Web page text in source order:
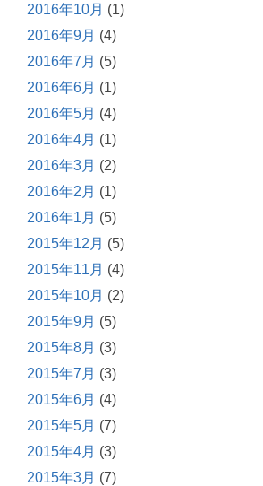
2016年10月 (1)
2016年9月 (4)
2016年7月 (5)
2016年6月 (1)
2016年5月 (4)
2016年4月 (1)
2016年3月 (2)
2016年2月 (1)
2016年1月 (5)
2015年12月 (5)
2015年11月 (4)
2015年10月 (2)
2015年9月 (5)
2015年8月 (3)
2015年7月 (3)
2015年6月 (4)
2015年5月 (7)
2015年4月 (3)
2015年3月 (7)